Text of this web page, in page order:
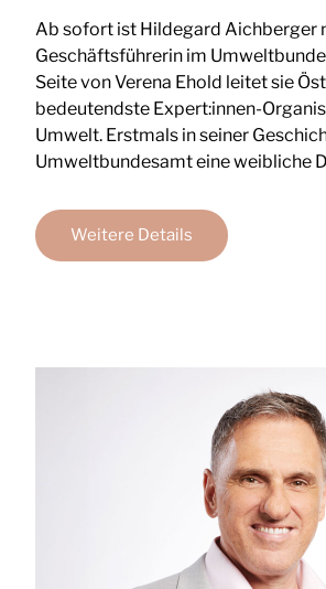
Ab sofort ist Hildegard Aichberger
Geschäftsführerin im
Seite von Verena Ehold leitet sie
bedeutendste Expert:innen-
Umwelt. Erstmals in seiner
Umweltbundesamt eine weibliche
Weitere Details